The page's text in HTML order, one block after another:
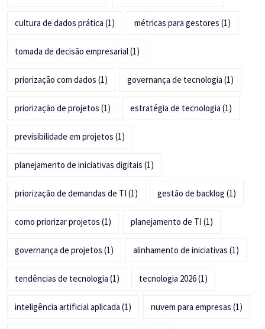
cultura de dados prática (1) métricas para gestores (1)
tomada de decisão empresarial(1)
priorização com dados (1) governança de tecnologia (1)
priorização de projetos (1) estratégia de tecnologia (1)
previsibilidade em projetos (1)
planejamento de iniciativas digitais (1)
priorização de demandas de TI (1) gestão de backlog (1)
como priorizar projetos (1) planejamento de TI (1)
governança de projetos (1) alinhamento de iniciativas (1)
tendências de tecnologia (1) tecnologia 2026(1)
inteligência artificial aplicada (1) nuvem para empresas (1)